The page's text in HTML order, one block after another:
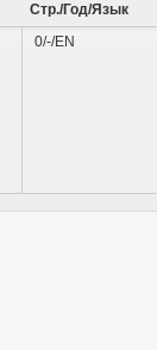
Стр./Год/Язык
0/-/EN